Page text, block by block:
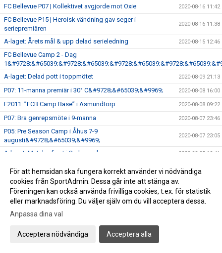
FC Bellevue P07 | Kollektivet avgjorde mot Oxie 2020-08-16 11:42
FC Bellevue P15 | Heroisk vändning gav seger i
seriepremiären
2020-08-16 11:38
A-laget: Årets mål & upp delad serieledning 2020-08-15 12:46
FC Bellevue Camp 2 - Dag
A-laget: Delad pott i toppmötet
2020-08-09 21:13
P07: 11-manna premiär i 30° C&#9728;&#65039;&#9969; 2020-08-08 16:00
F2011: ”FCB Camp Base” i Asmundtorp 2020-08-08 09:22
P07: Bra genrepsmöte i 9-manna 2020-08-07 23:46
P05: Pre Season Camp i Åhus 7-9
augusti&#9728;&#65039;&#9969;
2020-08-07 23:05
A-laget: Matchreferat i Sydsvenskan 2020-08-05 12:41
A-laget: Imponerande premiärseger på gräs 2020-08-04 23:42
Fantastisk avslutning på Ribban Beach
FC Bellevue P15 | Stekhet offensiv avgjorde mot Höllviken 2020-08-01 22:58
P08: FC Bellevue bjöd upp till kamp mot allsvenskt
För att hemsidan ska fungera korrekt använder vi nödvändiga
cookies från SportAdmin. Dessa går inte att stänga av.
Föreningen kan också använda frivilliga cookies, t.ex. för statistik
eller marknadsföring. Du väljer själv om du vill acceptera dessa.
Anpassa dina val
Acceptera nödvändiga Acceptera alla